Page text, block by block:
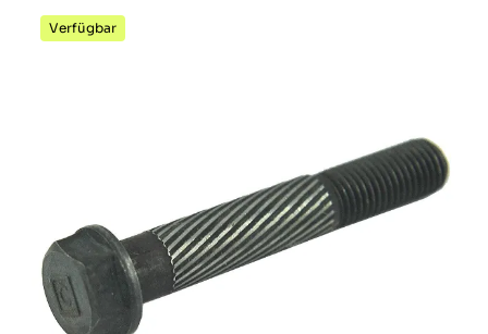
Verfügbar